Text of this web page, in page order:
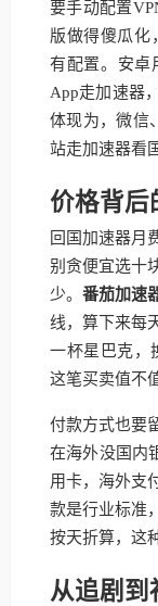
要手动配置
版做得傻瓜化
有配置。安卓
App走加速器
体现为，微信
站走加速器看
价格背后
回国加速器月
别贪便宜选十
少。番茄加速
线，算下来每
一杯星巴克，
这笔买卖值不
付款方式也要
在海外没国内
用卡，海外支
款是行业标准
按天折算，这
从追剧到